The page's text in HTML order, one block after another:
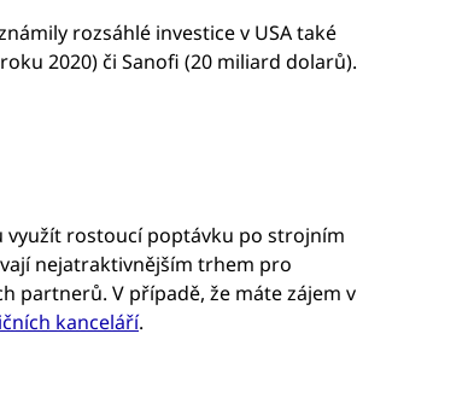
rozsáhlé investice v USA také
2020) či Sanofi (20 miliard dolarů).
využít rostoucí poptávku po strojním
nejatraktivnějším trhem pro
partnerů. V případě, že máte zájem v
kanceláří.